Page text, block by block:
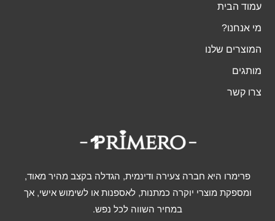
עמוד הבית
מי אנחנו?
המוצרים שלנו
מותגים
צרו קשר
פרימרו היא חברה צעירה ודינמית, הגדלה בקצב מהיר מאוד,
ומספקת מוצרי יוקרה כמתנות, לאספנות או לשימוש אישי, אך
במחיר השווה לכל נפש.